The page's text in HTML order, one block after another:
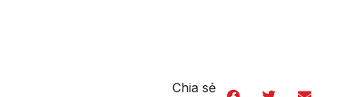
Chia sẻ